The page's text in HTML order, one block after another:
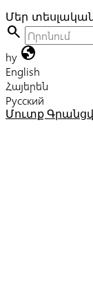
Մեր
search
hy globe
English
Հայերեն
Русский
Մուտք